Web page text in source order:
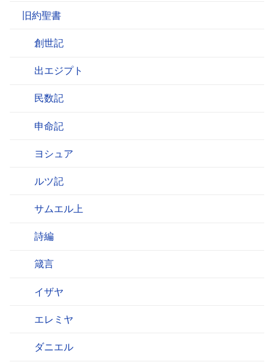
旧約聖書
創世記
出エジプト
民数記
申命記
ヨシュア
ルツ記
サムエル上
詩編
箴言
イザヤ
エレミヤ
ダニエル